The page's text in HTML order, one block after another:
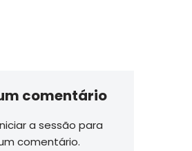
comentário
a sessão para
comentário.